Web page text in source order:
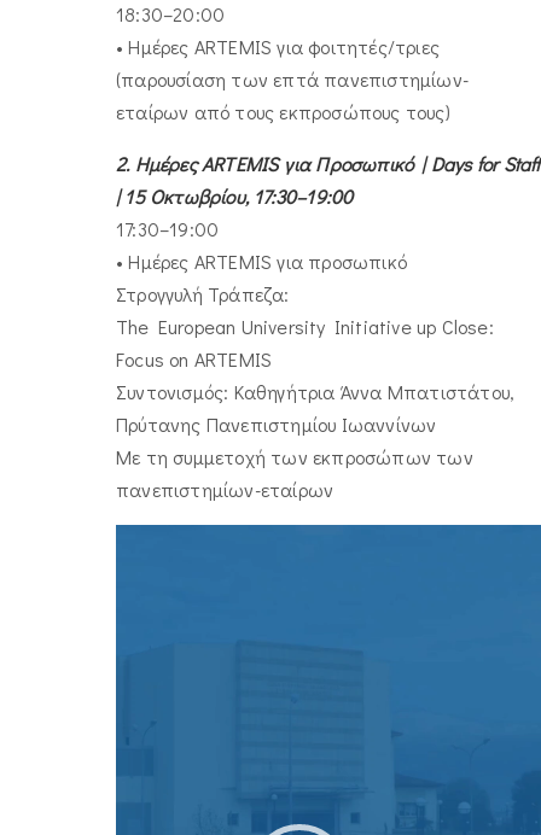
18:30–20:00
• Ημέρες ARTEMIS για φοιτητές/τριες
(παρουσίαση των επτά πανεπιστημίων-
εταίρων από τους εκπροσώπους τους)
2. Ημέρες ARTEMIS για Προσωπικό | Days for Staff
| 15 Οκτωβρίου, 17:30–19:00
17:30–19:00
• Ημέρες ARTEMIS για προσωπικό
Στρογγυλή Τράπεζα:
The European University Initiative up Close:
Focus on ARTEMIS
Συντονισμός: Καθηγήτρια Άννα Μπατιστάτου,
Πρύτανης Πανεπιστημίου Ιωαννίνων
Με τη συμμετοχή των εκπροσώπων των
πανεπιστημίων-εταίρων